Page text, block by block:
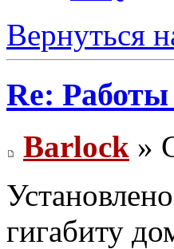
Вернуться
Re: Работы
Barlock »
гигабиту